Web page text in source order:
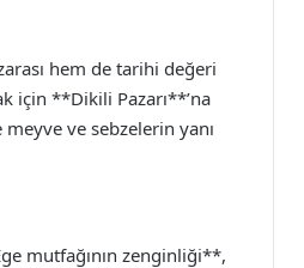
hem de tarihi değeri
için **Dikili Pazarı**’na
ve sebzelerin yanı
mutfağının zenginliği**,